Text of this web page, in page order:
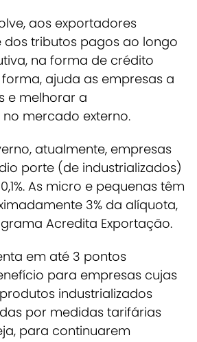
aos exportadores
dos tributos pagos ao longo
, na forma de crédito
ajuda as empresas a
e melhorar a
mercado externo.
atualmente, empresas
porte (de industrializados)
As micro e pequenas têm
3% da alíquota,
Acredita Exportação.
em até 3 pontos
para empresas cujas
industrializados
por medidas tarifárias
para continuarem